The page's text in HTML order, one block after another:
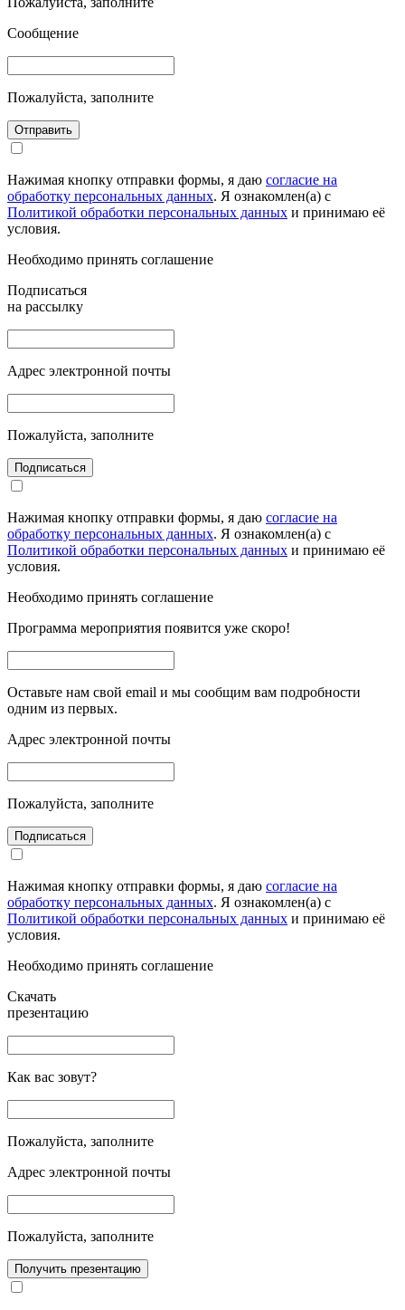
Сообщение
Пожалуйста, заполните
Отправить
Нажимая кнопку отправки формы, я даю согласие на
обработку персональных данных. Я ознакомлен(а) с
Политикой обработки персональных данных и принимаю её
условия.
Необходимо принять соглашение
Подписаться
на рассылку
Адрес электронной почты
Пожалуйста, заполните
Подписаться
Нажимая кнопку отправки формы, я даю согласие на
обработку персональных данных. Я ознакомлен(а) с
Политикой обработки персональных данных и принимаю её
условия.
Необходимо принять соглашение
Программа мероприятия появится уже скоро!
Оставьте нам свой email и мы сообщим вам подробности
одним из первых.
Адрес электронной почты
Пожалуйста, заполните
Подписаться
Нажимая кнопку отправки формы, я даю согласие на
обработку персональных данных. Я ознакомлен(а) с
Политикой обработки персональных данных и принимаю её
условия.
Необходимо принять соглашение
Скачать
презентацию
Как вас зовут?
Пожалуйста, заполните
Адрес электронной почты
Пожалуйста, заполните
Получить презентацию